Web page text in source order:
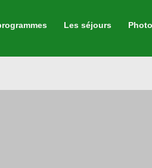
Les séjours